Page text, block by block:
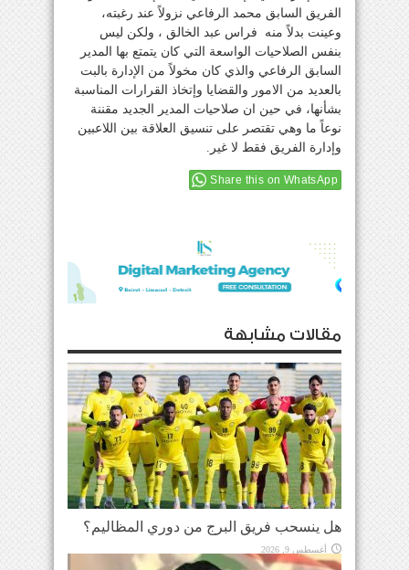
الفريق السابق محمد الرفاعي نزولاً عند رغبته،
وعينت بدلاً منه فراس عبد الخالق ، ولكن ليس
بنفس الصلاحيات الواسعة التي كان يتمتع بها المدير
السابق الرفاعي والذي كان مخولاً من الإدارة بالبت
بالعديد من الامور والقضايا وإتخاذ القرارات المناسبة
بشأنها، في حين ان صلاحيات المدير الجديد مقننة
نوعاً ما وهي تقتصر على تنسيق العلاقة بين اللاعبين
وإدارة الفريق فقط لا غير.
Share this on WhatsApp
مقالات مشابهة
هل ينسحب فريق البرج من دوري المظاليم؟
أغسطس 9, 2026